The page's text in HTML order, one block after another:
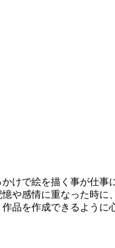
けで絵を描く事が仕事
や感情に重なった時に
品を作成できるように